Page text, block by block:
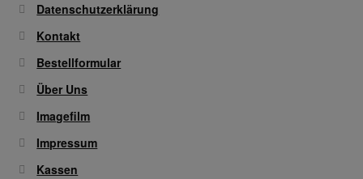
Datenschutzerklärung
Kontakt
Bestellformular
Über Uns
Imagefilm
Impressum
Kassen